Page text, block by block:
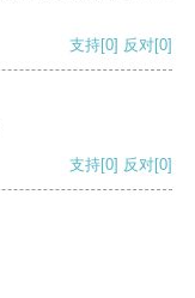
支持[0] 反对[0]
支持[0] 反对[0]